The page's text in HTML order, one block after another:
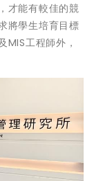
才能有較佳的競
將學生培育目標
MIS工程師外，